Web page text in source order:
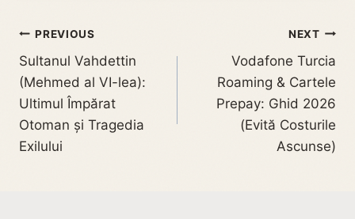
PREVIOUS
Sultanul Vahdettin
(Mehmed al VI-lea):
Ultimul Împărat
Otoman și Tragedia
Exilului
NEXT
Vodafone Turcia
Roaming & Cartele
Prepay: Ghid 2026
(Evită Costurile
Ascunse)